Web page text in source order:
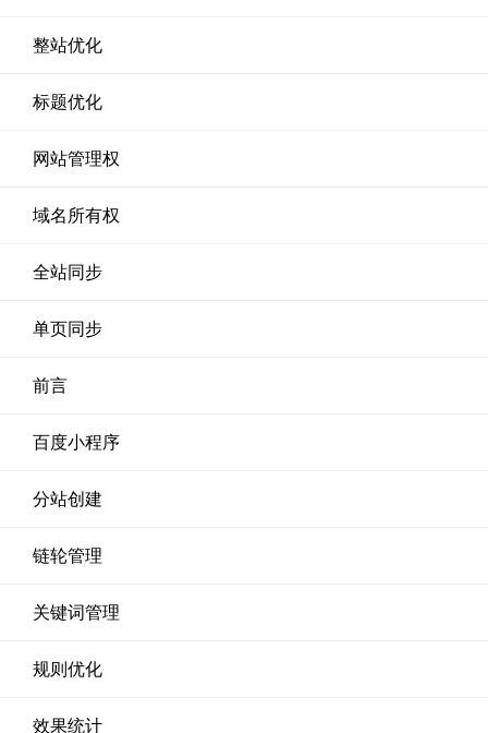
整站优化
标题优化
网站管理权
域名所有权
全站同步
单页同步
前言
百度小程序
分站创建
链轮管理
关键词管理
规则优化
效果统计